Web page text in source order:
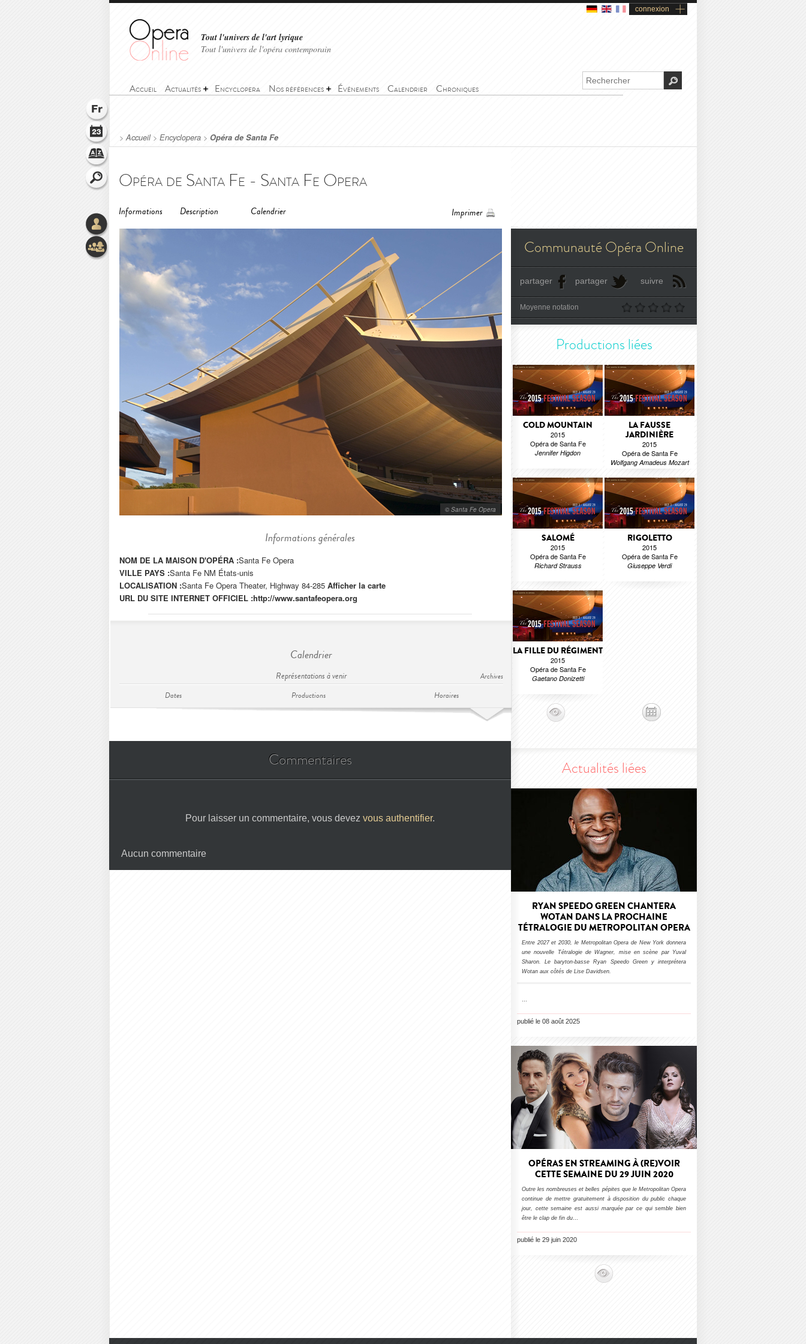
connexion
Tout l'univers de l'art lyrique
Tout l'univers de l'opéra contemporain
Accueil Actualités Encyclopera Nos références Événements Calendrier Chroniques
>Accueil> Encyclopera > Opéra de Santa Fe
Opéra de Santa Fe - Santa Fe Opera
Informations Description Calendrier Imprimer
© Santa Fe Opera
Informations générales
NOM DE LA MAISON D'OPÉRA :Santa Fe Opera
VILLE PAYS :Santa Fe NM États-unis
LOCALISATION :Santa Fe Opera Theater, Highway 84-285 Afficher la carte
URL DU SITE INTERNET OFFICIEL :http://www.santafeopera.org
Calendrier
Représentations à venir Archives
Dates Productions Horaires
Commentaires
Pour laisser un commentaire, vous devez vous authentifier.
Aucun commentaire
Communauté Opéra Online
partager partager suivre
Moyenne notation
Productions liées
COLD MOUNTAIN
2015
Opéra de Santa Fe
Jennifer Higdon
LA FAUSSE
JARDINIÈRE
2015
Opéra de Santa Fe
Wolfgang Amadeus Mozart
SALOMÉ
2015
Opéra de Santa Fe
Richard Strauss
RIGOLETTO
2015
Opéra de Santa Fe
Giuseppe Verdi
LA FILLE DU RÉGIMENT
2015
Opéra de Santa Fe
Gaetano Donizetti
Actualités liées
RYAN SPEEDO GREEN CHANTERA
WOTAN DANS LA PROCHAINE
TÉTRALOGIE DU METROPOLITAN OPERA
Entre 2027 et 2030, le Metropolitan Opera de New York donnera
une nouvelle Tétralogie de Wagner, mise en scène par Yuval
Sharon. Le baryton-basse Ryan Speedo Green y interprétera
Wotan aux côtés de Lise Davidsen.
…
publié le 08 août 2025
OPÉRAS EN STREAMING À (RE)VOIR
CETTE SEMAINE DU 29 JUIN 2020
Outre les nombreuses et belles pépites que le Metropolitan Opera
continue de mettre gratuitement à disposition du public chaque
jour, cette semaine est aussi marquée par ce qui semble bien
être le clap de fin du…
publié le 29 juin 2020